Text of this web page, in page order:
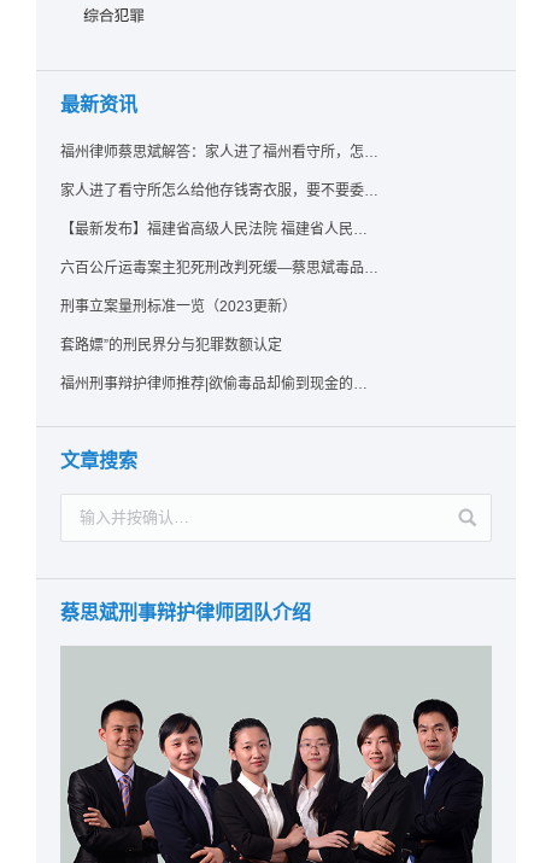
最新资讯
福州律师蔡思斌解答：家人进了福州看守所，怎么存钱寄衣服？最新实用指南请查收！
家人进了看守所怎么给他存钱寄衣服，要不要委托律师？福州看守所相关问题解答
【最新发布】福建省高级人民法院 福建省人民检察院《关于常见犯罪的量刑指导意见（二）（试行）》实施细则（试行）
六百公斤运毒案主犯死刑改判死缓—蔡思斌毒品犯罪辩护成功案例
刑事立案量刑标准一览（2023更新）
套路嫖”的刑民界分与犯罪数额认定
福州刑事辩护律师推荐|欲偷毒品却偷到现金的行为应如何认定？
文章搜索
蔡思斌刑事辩护律师团队介绍